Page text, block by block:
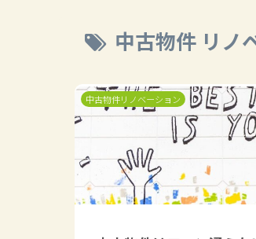
中古物件 リノ
中古物件リノベーション